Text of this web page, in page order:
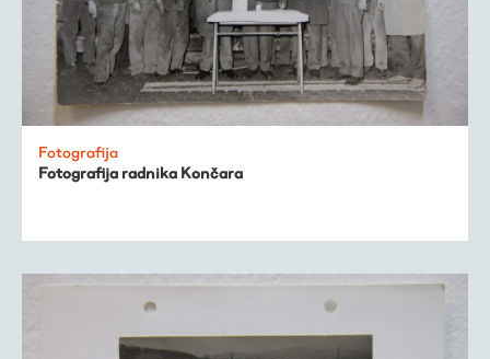
Fotografija
Fotografija radnika Končara